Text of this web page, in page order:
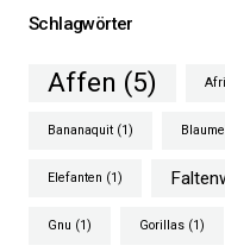
Schlagwörter
Affen (5)
Bananaquit (1)
Elefanten (1)
Gnu (1) Gorillas (1)